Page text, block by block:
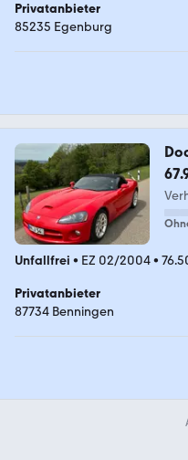
Privatanbieter
85235 Egenburg
Unfallfrei • EZ 02/2004•
Privatanbieter
87734 Benningen